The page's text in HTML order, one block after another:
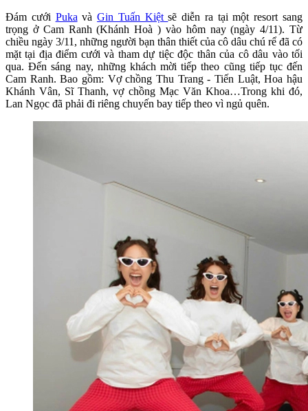
Đám cưới Puka vàGin Tuấn Kiệtsẽ diễn ra tại một resort sang
trọng ở Cam Ranh (Khánh Hoà ) vào hôm nay (ngày 4/11). Từ
chiều ngày 3/11, những người bạn thân thiết của cô dâu chú rể đã có
mặt tại địa điểm cưới và tham dự tiệc độc thân của cô dâu vào tối
qua. Đến sáng nay, những khách mời tiếp theo cũng tiếp tục đến
Cam Ranh. Bao gồm: Vợ chồng Thu Trang - Tiến Luật, Hoa hậu
Khánh Vân, Sĩ Thanh, vợ chồng Mạc Văn Khoa…Trong khi đó,
Lan Ngọc đã phải đi riêng chuyến bay tiếp theo vì ngủ quên.